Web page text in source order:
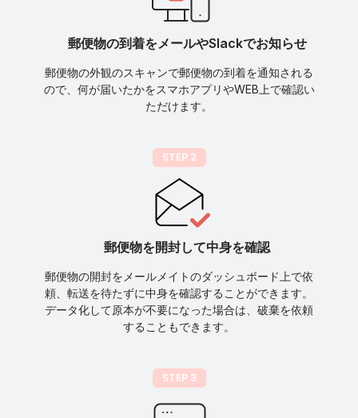
郵便物の到着をメールやSlackでお知らせ
郵便物の外観のスキャンで郵便物の到着を通知される
ので、何が届いたかをスマホアプリやWEB上で確認い
ただけます。
STEP 2
郵便物を開封して中身を確認
郵便物の開封をメールメイトのダッシュボード上で依
頼、転送を待たずに中身を確認することができます。
データ化して原本が不要になった場合は、破棄を依頼
することもできます。
STEP 3